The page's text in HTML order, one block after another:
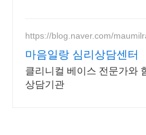
https://blog.naver.com/
마음일랑 심리상담센터
클리니컬 베이스 전문가와
상담기관